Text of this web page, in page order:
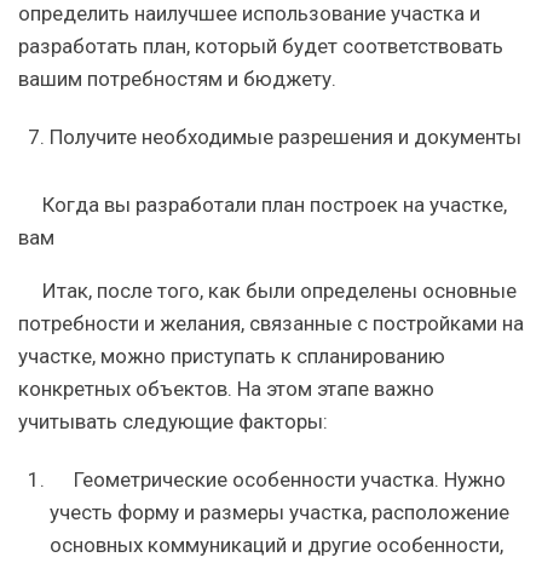
определить наилучшее использование участка и
разработать план, который будет соответствовать
вашим потребностям и бюджету.
Получите необходимые разрешения и документы
Когда вы разработали план построек на участке,
вам
Итак, после того, как были определены основные
потребности и желания, связанные с постройками на
участке, можно приступать к спланированию
конкретных объектов. На этом этапе важно
учитывать следующие факторы:
Геометрические особенности участка. Нужно
учесть форму и размеры участка, расположение
основных коммуникаций и другие особенности,